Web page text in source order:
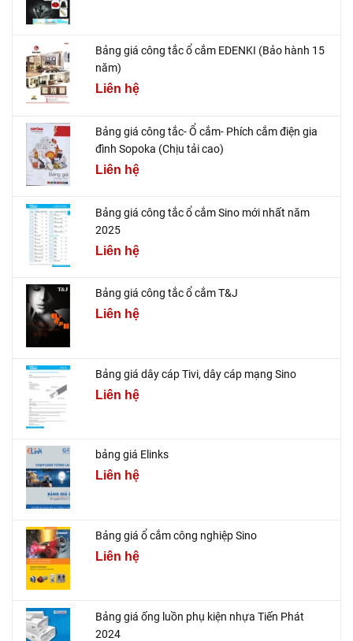
Bảng giá công tắc ổ cắm EDENKI (Bảo hành 15
năm)
Liên hệ
Bảng giá công tắc- Ổ cắm- Phích cắm điện gia
đình Sopoka (Chịu tải cao)
Liên hệ
Bảng giá công tắc ổ cắm Sino mới nhất năm
2025
Liên hệ
Bảng giá công tắc ổ cắm T&J
Liên hệ
Bảng giá dây cáp Tivi, dây cáp mạng Sino
Liên hệ
bảng giá Elinks
Liên hệ
Bảng giá ổ cắm công nghiệp Sino
Liên hệ
Bảng giá ống luồn phụ kiện nhựa Tiến Phát
2024